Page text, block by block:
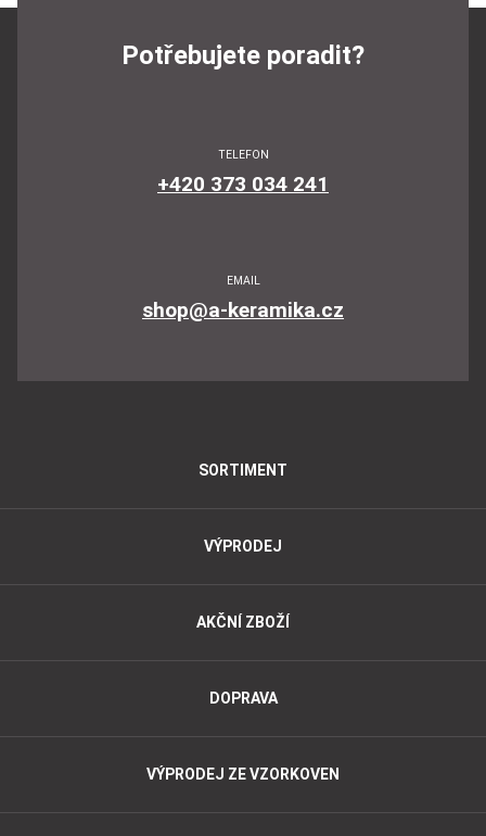
Potřebujete poradit?
TELEFON
+420 373 034 241
EMAIL
shop@a-keramika.cz
SORTIMENT
VÝPRODEJ
AKČNÍ ZBOŽÍ
DOPRAVA
VÝPRODEJ ZE VZORKOVEN